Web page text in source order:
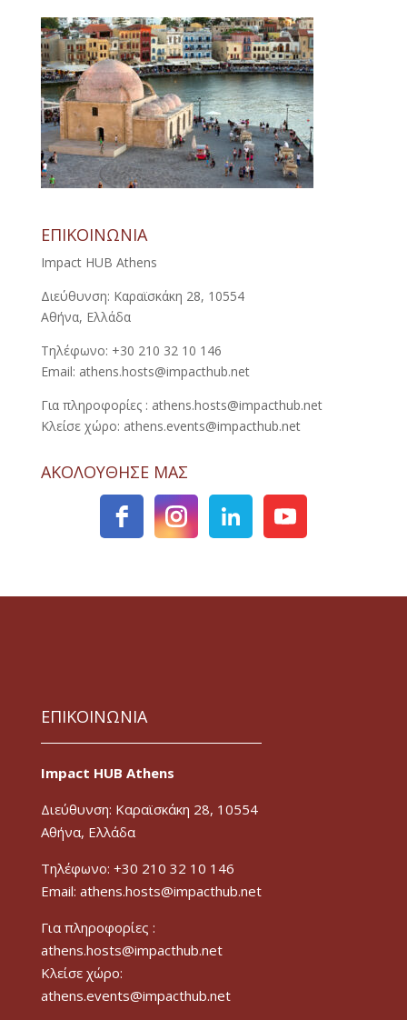
ΕΠΙΚΟΙΝΩΝΙΑ
Impact HUB Athens
Διεύθυνση: Καραϊσκάκη 28, 10554
Αθήνα, Ελλάδα
Τηλέφωνο: +30 210 32 10 146
Email: athens.hosts@impacthub.net
Για πληροφορίες : athens.hosts@impacthub.net
Κλείσε χώρο: athens.events@impacthub.net
ΑΚΟΛΟΥΘΗΣΕ ΜΑΣ
ΕΠΙΚΟΙΝΩΝΙΑ
Impact HUB Athens
Διεύθυνση: Καραϊσκάκη 28, 10554
Αθήνα, Ελλάδα
Τηλέφωνο: +30 210 32 10 146
Email: athens.hosts@impacthub.net
Για πληροφορίες :
athens.hosts@impacthub.net
Κλείσε χώρο:
athens.events@impacthub.net